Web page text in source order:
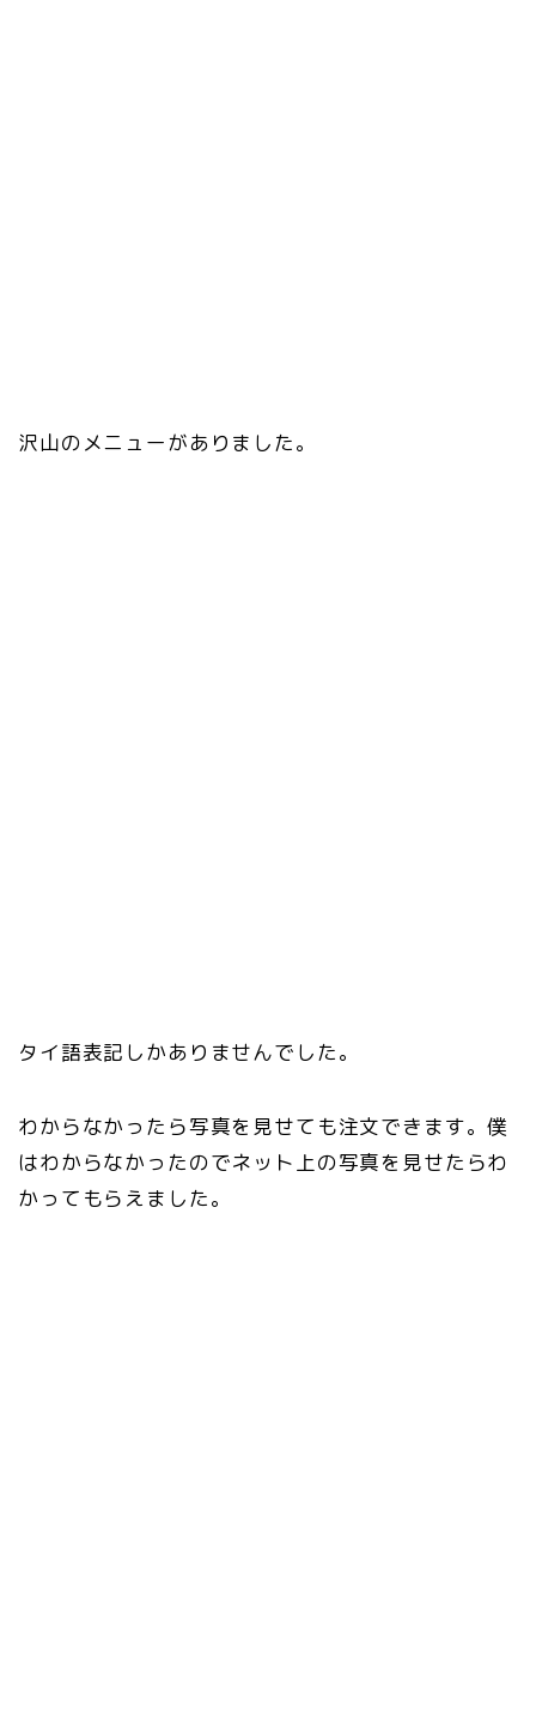
沢山のメニューがありました。
タイ語表記しかありませんでした。
わからなかったら写真を見せても注文できます。僕
はわからなかったのでネット上の写真を見せたらわ
かってもらえました。